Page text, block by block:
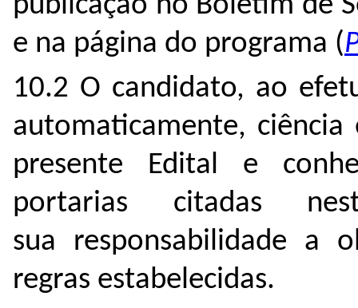
e na página do programa (
10.2 O candidato, ao
automaticamente,
presente Edital e
portarias citadas
sua responsabilidade a
regras estabelecidas.